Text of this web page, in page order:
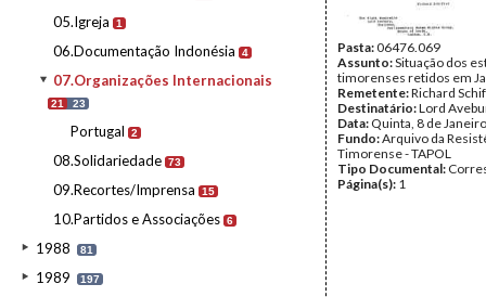
05.Igreja 1
06.Documentação Indonésia 4
07.Organizações Internacionais
21 23
Portugal 2
08.Solidariedade 73
09.Recortes/Imprensa 15
10.Partidos e Associações 6
1988 81
1989 197
Pasta:06476.069
Assunto:Situação dos
timorenses retidos em
Remetente:Richard
Destinatário:Lord
Data: Quinta, 8 de
Fundo:Arquivo da
Timorense - TAPOL
Tipo Documental:
Página(s): 1